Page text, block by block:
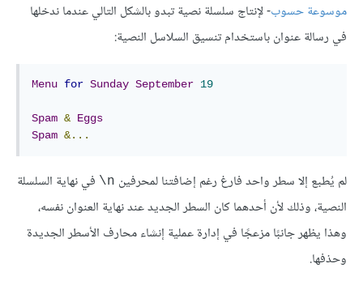
موسوعة حسوب- لإنتاج سلسلة نصية تبدو بالشكل التالي عندما ندخلها
في رسالة عنوان باستخدام تنسيق السلاسل النصية:
Menu for Sunday September 19
Spam & Eggs
Spam &...
لم يُطبع إلا سطر واحد فارغ رغم إضافتنا لمحرفين ‎\n في نهاية السلسلة
النصية، وذلك لأن أحدهما كان السطر الجديد عند نهاية العنوان نفسه،
وهذا يظهر جانبًا مزعجًا في إدارة عملية إنشاء محارف الأسطر الجديدة
وحذفها.